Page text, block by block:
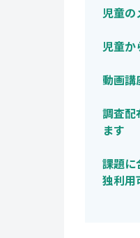
児童の
児童か
動画講
調査配
ます
課題に
独利用